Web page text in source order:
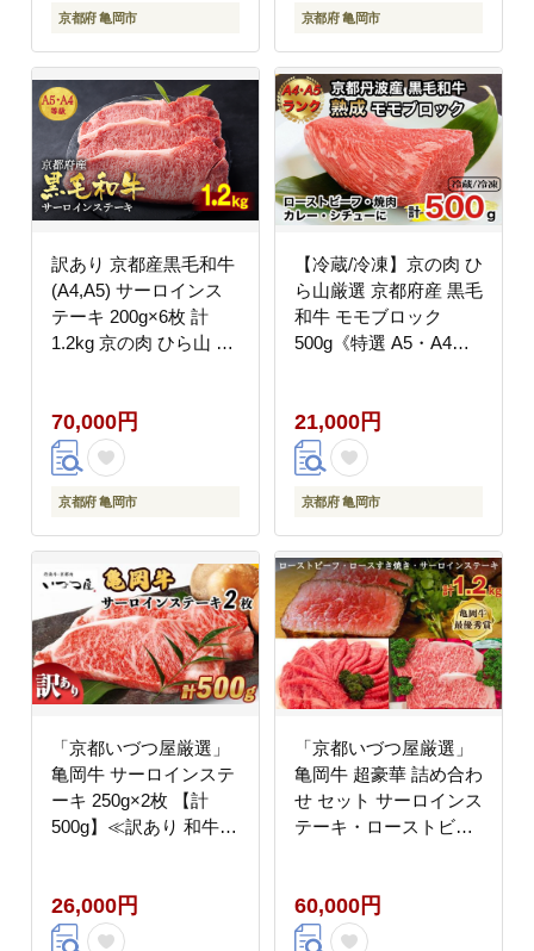
京都府 亀岡市 京都府 亀岡市
訳あり 京都産黒毛和牛
(A4,A5) サーロインス
テーキ 200g×6枚 計
1.2kg 京の肉 ひら山 厳
産 ふるさと納税 ステー
キ ふるさと
70,000円
京都府 亀岡市
【冷蔵/冷凍】京の肉 ひ
ら山厳選 京都府産 黒毛
和牛 モモブロック
500g《特選 A5・A4ラ
21,000円
京都府 亀岡市
「京都いづつ屋厳選」
亀岡牛 サーロインステ
ーキ 250g×2枚 【計
500g】≪訳あり 和牛
26,000円
「京都いづつ屋厳選」
亀岡牛 超豪華 詰め合わ
せ セット サーロインス
テーキ・ローストビー
和牛 牛肉≫
60,000円